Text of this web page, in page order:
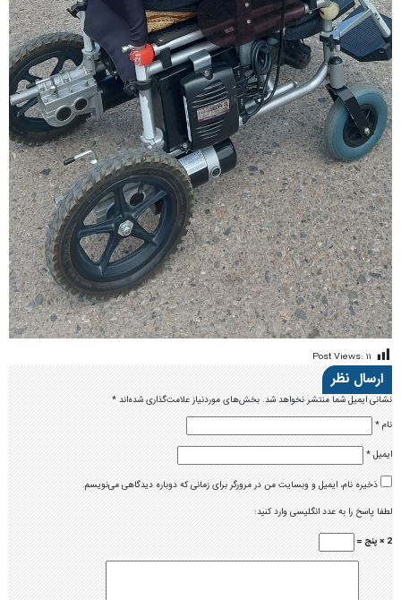
Post Views: ۱۱
ارسال نظر
نشانی ایمیل شما منتشر نخواهد شد.بخش‌های موردنیاز علامت‌گذاری شده‌اند*
نام*
ایمیل*
ذخیره نام، ایمیل و وبسایت من در مرورگر برای زمانی که دوباره دیدگاهی می‌نویسم.
لطفا پاسخ را به عدد انگلیسی وارد کنید:
2 × پنج =